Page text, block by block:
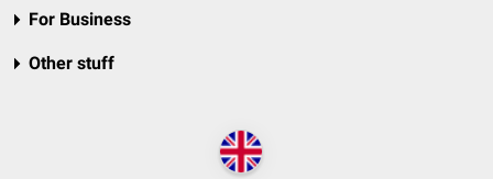
For Business
Other stuff